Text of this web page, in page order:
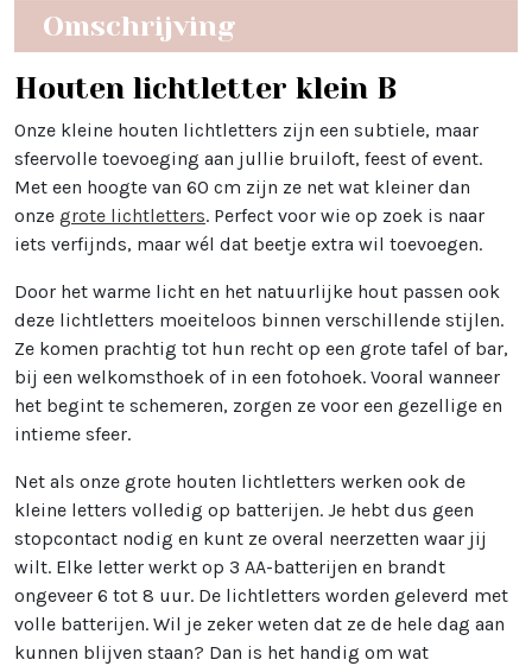
Omschrijving
Houten lichtletter klein B
Onze kleine houten lichtletters zijn een subtiele, maar
sfeervolle toevoeging aan jullie bruiloft, feest of event.
Met een hoogte van 60 cm zijn ze net wat kleiner dan
onze grote lichtletters. Perfect voor wie op zoek is naar
iets verfijnds, maar wél dat beetje extra wil toevoegen.
Door het warme licht en het natuurlijke hout passen ook
deze lichtletters moeiteloos binnen verschillende stijlen.
Ze komen prachtig tot hun recht op een grote tafel of bar,
bij een welkomsthoek of in een fotohoek. Vooral wanneer
het begint te schemeren, zorgen ze voor een gezellige en
intieme sfeer.
Net als onze grote houten lichtletters werken ook de
kleine letters volledig op batterijen. Je hebt dus geen
stopcontact nodig en kunt ze overal neerzetten waar jij
wilt. Elke letter werkt op 3 AA-batterijen en brandt
ongeveer 6 tot 8 uur. De lichtletters worden geleverd met
volle batterijen. Wil je zeker weten dat ze de hele dag aan
kunnen blijven staan? Dan is het handig om wat